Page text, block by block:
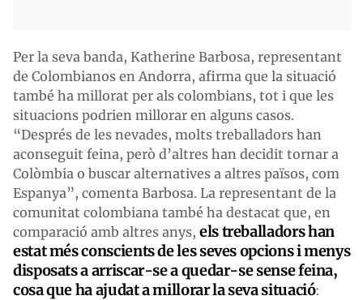
Per la seva banda, Katherine Barbosa, representant
de Colombianos en Andorra, afirma que la situació
també ha millorat per als colombians, tot i que les
situacions podrien millorar en alguns casos.
“Després de les nevades, molts treballadors han
aconseguit feina, però d’altres han decidit tornar a
Colòmbia o buscar alternatives a altres països, com
Espanya”, comenta Barbosa. La representant de la
comunitat colombiana també ha destacat que, en
comparació amb altres anys, els treballadors han
estat més conscients de les seves opcions i menys
disposats a arriscar-se a quedar-se sense feina,
cosa que ha ajudat a millorar la seva situació: